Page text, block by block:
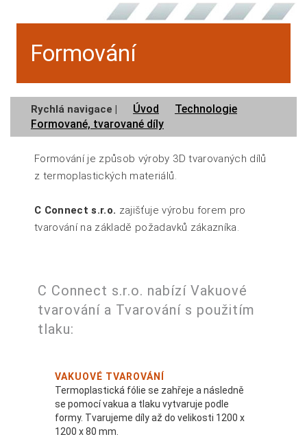
Formování
Rychlá navigace | Úvod
Technologie
Formované, tvarované díly
Formování je způsob výroby 3D tvarovaných dílů
z termoplastických materiálů.
C Connect s.r.o. zajišťuje výrobu forem pro
tvarování na základě požadavků zákazníka.
C Connect s.r.o. nabízí Vakuové
tvarování a Tvarování s použitím
tlaku:
VAKUOVÉ TVAROVÁNÍ
Termoplastická fólie se zahřeje a následně
se pomocí vakua a tlaku vytvaruje podle
formy. Tvarujeme díly až do velikosti 1200 x
1200 x 80 mm.